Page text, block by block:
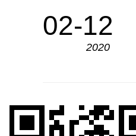
02-12
2020